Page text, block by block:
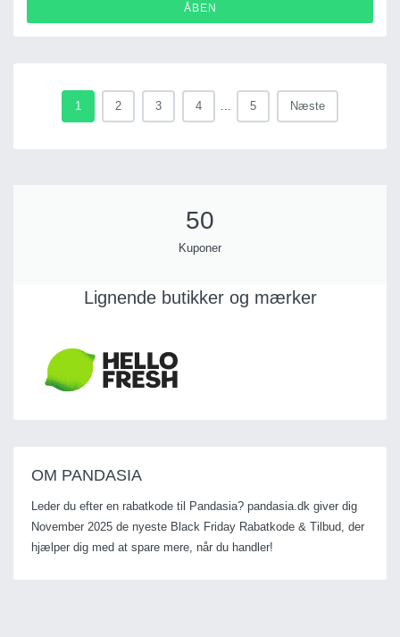
ÅBEN
1 2 3 4 5 Næste
50
Kuponer
Lignende butikker og mærker
OM PANDASIA
Leder du efter en rabatkode til Pandasia? pandasia.dk giver dig
November 2025 de nyeste Black Friday Rabatkode & Tilbud, der
hjælper dig med at spare mere, når du handler!